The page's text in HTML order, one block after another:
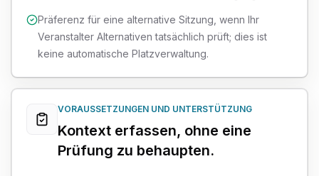
Präferenz für eine alternative Sitzung, wenn Ihr
Veranstalter Alternativen tatsächlich prüft; dies ist
keine automatische Platzverwaltung.
VORAUSSETZUNGEN UND UNTERSTÜTZUNG
Kontext erfassen, ohne eine
Prüfung zu behaupten.